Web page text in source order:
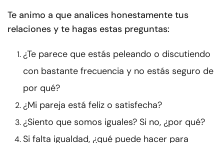
Te animo a que analices honestamente tus
relaciones y te hagas estas preguntas:
¿Te parece que estás peleando o discutiendo
con bastante frecuencia y no estás seguro de
por qué?
¿Mi pareja está feliz o satisfecha?
¿Siento que somos iguales? Si no, ¿por qué?
Si falta igualdad, ¿qué puede hacer para